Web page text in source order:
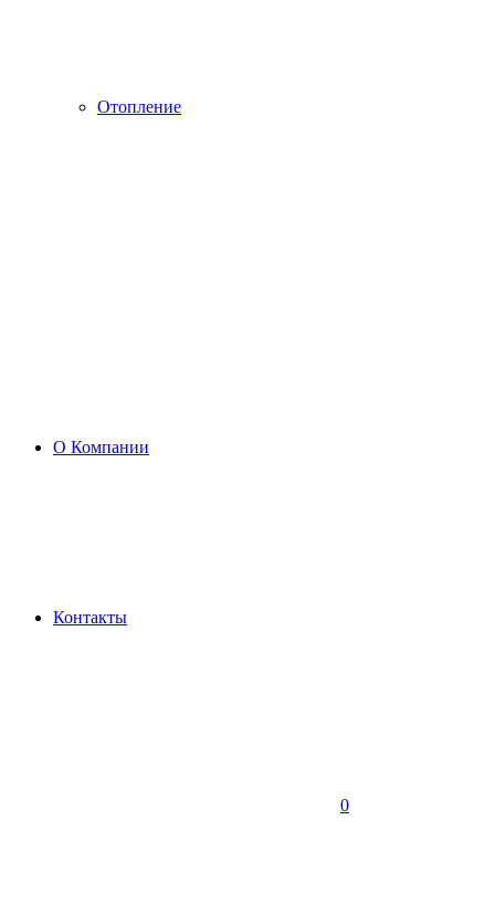
Отопление
О Компании
Контакты
0